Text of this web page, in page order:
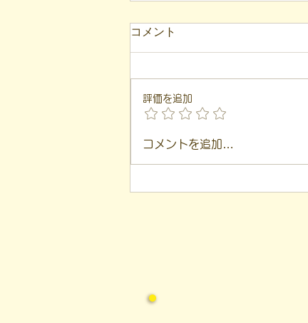
【代表ブログ】冷蔵庫に貼ら
社会への一歩
コメント
評価を追加
コメントを追加…